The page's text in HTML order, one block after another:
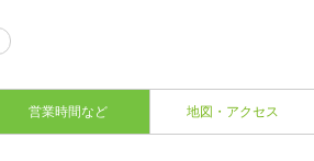
営業時間など 地図・アクセス